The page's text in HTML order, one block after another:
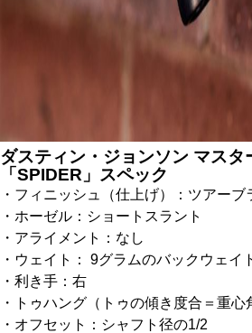
ダスティン・ジョンソン マスタ
「SPIDER」スペック
・フィニッシュ（仕上げ）：ツアーブ
・ホーゼル：ショートスラント
・アライメント：なし
・ウェイト： 9グラムのバックウェイ
・利き手：右
・トゥハング（トゥの傾き度合＝重心
・オフセット：シャフト径の1/2